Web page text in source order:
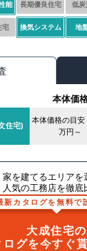
能 長期優良住宅 低炭
宅 換気システム 地
本体価
住宅)
本体価格の目安
万円～
家を建てるエリアを
人気の工務店を徹底
新カタログを無料で
大成住宅の
ログを今すぐ